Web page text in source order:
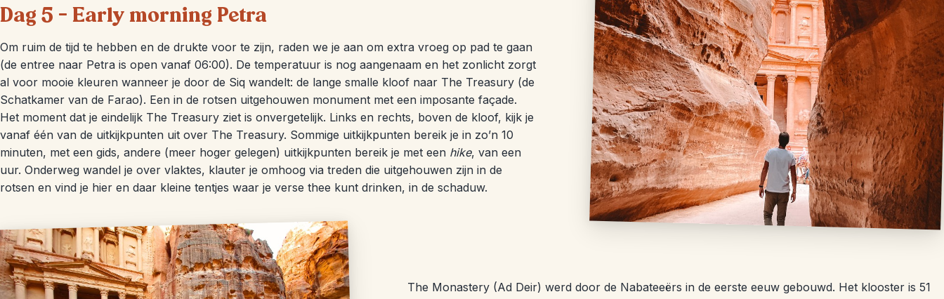
Dag 5 – Early morning Petra
Om ruim de tijd te hebben en de drukte voor te zijn, raden we je aan om extra vroeg op pad te gaan
(de entree naar Petra is open vanaf 06:00). De temperatuur is nog aangenaam en het zonlicht zorgt
al voor mooie kleuren wanneer je door de Siq wandelt: de lange smalle kloof naar The Treasury (de
Schatkamer van de Farao). Een in de rotsen uitgehouwen monument met een imposante façade.
Het moment dat je eindelijk The Treasury ziet is onvergetelijk. Links en rechts, boven de kloof, kijk je
vanaf één van de uitkijkpunten uit over The Treasury. Sommige uitkijkpunten bereik je in zo’n 10
minuten, met een gids, andere (meer hoger gelegen) uitkijkpunten bereik je met een hike, van een
uur. Onderweg wandel je over vlaktes, klauter je omhoog via treden die uitgehouwen zijn in de
rotsen en vind je hier en daar kleine tentjes waar je verse thee kunt drinken, in de schaduw.
The Monastery (Ad Deir) werd door de Nabateeërs in de eerste eeuw gebouwd. Het klooster is 51